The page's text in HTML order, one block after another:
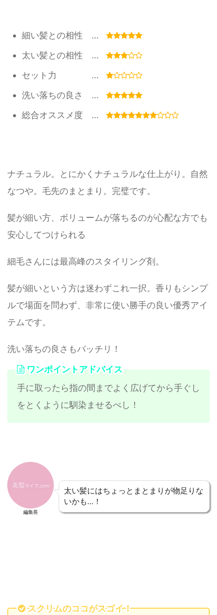
細い髪との相性 …
太い髪との相性 …
セット力 …
洗い落ちの良さ …
総合オススメ度 …
ナチュラル。とにかくナチュラルな仕上がり。自然
なつや。毛先のまとまり。完璧です。
髪が細い方、ボリュームが落ちるのが心配な方でも
安心してつけられる
細毛さんには最高峰のスタイリング剤。
髪が細いという方は迷わずこれ一択。香りもシンプ
ルで場面を問わず、非常に使い勝手の良い優秀アイ
テムです。
洗い落ちの良さもバッチリ！
ワンポイントアドバイス
手に取ったら指の間までよく広げてから手ぐし
をとくように馴染ませるべし！
編集長
太い髪にはちょっとまとまりが物足りな
いかも…！
スクリムのココがスゴイ！